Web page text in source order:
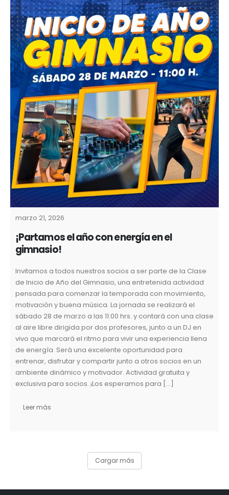
marzo 21, 2026
¡Partamos el año con energía en el
gimnasio!
Invitamos a todos nuestros socios a ser parte de la Clase
de Inicio de Año del Gimnasio, una entretenida actividad
pensada para comenzar la temporada con movimiento,
motivación y buena música. La jornada se realizará el
sábado 28 de marzo a las 11:00 hrs. y contará con una clase
al aire libre dirigida por dos profesores, junto a un DJ en
vivo que marcará el ritmo para vivir una experiencia llena
de energía. Será una excelente oportunidad para
entrenar, disfrutar y compartir junto a otros socios en un
ambiente dinámico y motivador. Actividad gratuita y
exclusiva para socios. ¡Los esperamos para […]
Leer más
Cargar más